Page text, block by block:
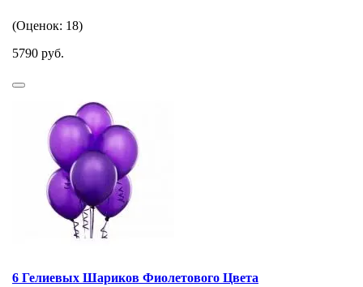
(Оценок: 18)
5790 руб.
6 Гелиевых Шариков Фиолетового Цвета